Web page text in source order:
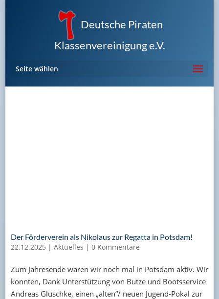
Deutsche Piraten
Klassenvereinigung e.V.
Seite wählen
Der Förderverein als Nikolaus zur Regatta in Potsdam!
22.12.2025 | Aktuelles | 0 Kommentare
Zum Jahresende waren wir noch mal in Potsdam aktiv. Wir
konnten, Dank Unterstützung von Butze und Bootsservice
Andreas Gluschke, einen „alten“/ neuen Jugend-Pokal zur